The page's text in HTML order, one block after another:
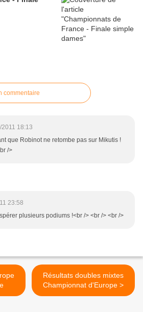
commentaire
18:13
que Robinot ne retombe pas sur Mikutis !
/>
23:58
plusieurs podiums !<br /> <br /> <br />
Résultats doubles mixtes
Championnat d'Europe >